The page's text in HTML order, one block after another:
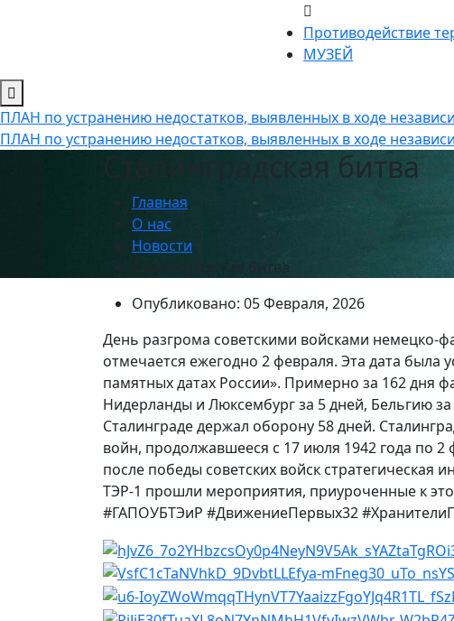
Противодействие
МУЗЕЙ
ПЛАН по устранению недостатков, выявленных в ходе
ПЛАН по устранению недостатков, выявленных в ходе
Сталинградская битва
Главная
О нас
Новости
Сталинградская битва
Опубликовано: 05 Февраля, 2026
День разгрома советскими войсками немецко-
отмечается ежегодно 2 февраля. Эта дата
памятных датах России». Примерно за 162 дня
Нидерланды и Люксембург за 5 дней, Бельгию
Сталинграде держал оборону 58 дней.
войн, продолжавшееся с 17 июля 1942 года по
после победы советских войск стратегическая
ТЭР-1 прошли мероприятия, приуроченные к
#ГАПОУБТЭиР #ДвижениеПервых32